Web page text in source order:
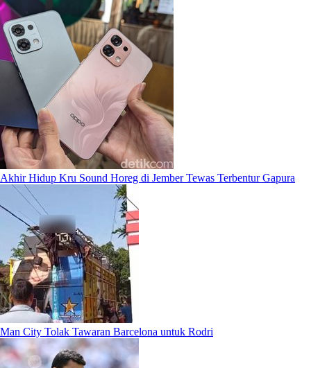
Akhir Hidup Kru Sound Horeg di Jember Tewas Terbentur Gapura
Man City Tolak Tawaran Barcelona untuk Rodri